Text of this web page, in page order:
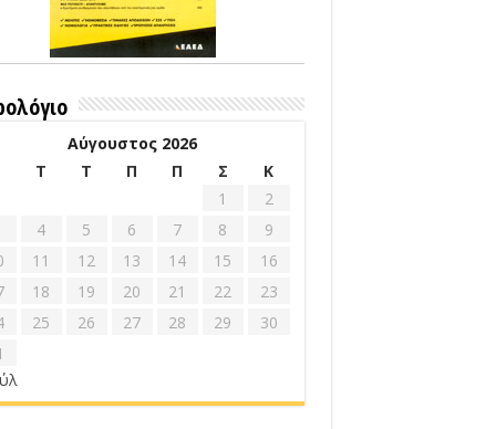
Αύγουστος 2026
Τ Τ Π Π Σ
Κ
1
2
4 5 6 7 8
9
11 12 13 14 15
16
18 19 20 21 22
23
25 26 27 28 29
30